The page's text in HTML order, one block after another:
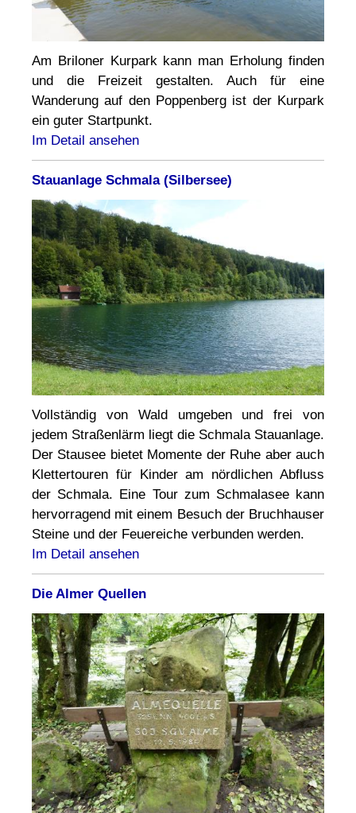
Am Briloner Kurpark kann man Erholung finden
und die Freizeit gestalten. Auch für eine
Wanderung auf den Poppenberg ist der Kurpark
ein guter Startpunkt.
Im Detail ansehen
Stauanlage Schmala (Silbersee)
Vollständig von Wald umgeben und frei von
jedem Straßenlärm liegt die Schmala Stauanlage.
Der Stausee bietet Momente der Ruhe aber auch
Klettertouren für Kinder am nördlichen Abfluss
der Schmala. Eine Tour zum Schmalasee kann
hervorragend mit einem Besuch der Bruchhauser
Steine und der Feuereiche verbunden werden.
Im Detail ansehen
Die Almer Quellen